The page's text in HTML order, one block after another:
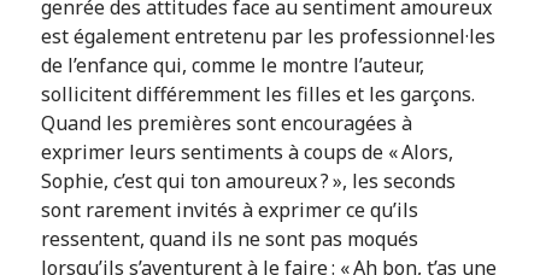
genrée des attitudes face au sentiment amoureux
est également entretenu par les professionnel·les
de l’enfance qui, comme le montre l’auteur,
sollicitent différemment les filles et les garçons.
Quand les premières sont encouragées à
exprimer leurs sentiments à coups de « Alors,
Sophie, c’est qui ton amoureux ? », les seconds
sont rarement invités à exprimer ce qu’ils
ressentent, quand ils ne sont pas moqués
lorsqu’ils s’aventurent à le faire : « Ah bon, t’as une